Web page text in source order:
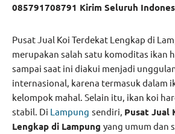
085791708791 Kirim Seluruh
Pusat Jual Koi Terdekat Lengkap di
merupakan salah satu komoditas ikan
sampai saat ini diakui menjadi
internasional, karena termasuk dalam
kelompok mahal. Selain itu, ikan koi
stabil. Di Lampung sendiri, Pusat Jual
Lengkap di Lampung yang umum dan